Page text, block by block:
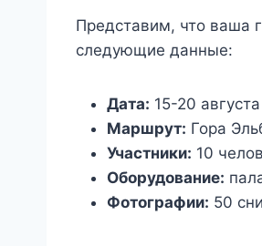
Представим, что ваша
следующие данные:
Дата: 15-20
Маршрут: Гора
Участники: 10
Оборудование:
Фотографии: 50